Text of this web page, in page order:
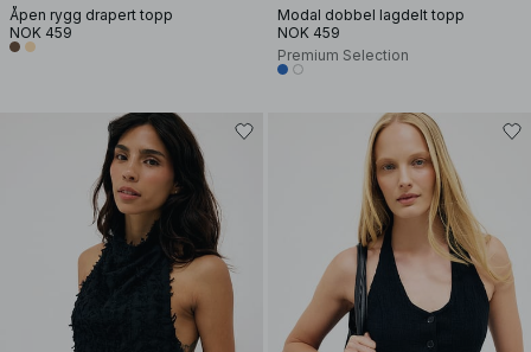
Åpen rygg drapert topp
NOK 459
Modal dobbel lagdelt topp
NOK 459
Premium Selection